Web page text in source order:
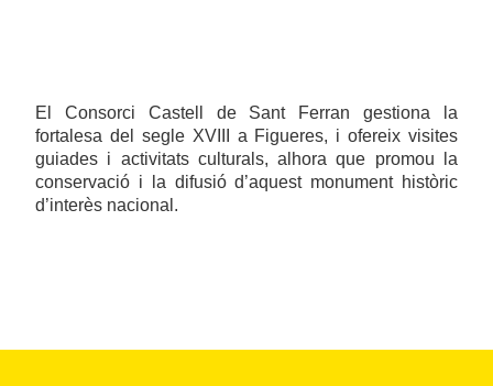
El Consorci Castell de Sant Ferran gestiona la
fortalesa del segle XVIII a Figueres, i ofereix visites
guiades i activitats culturals, alhora que promou la
conservació i la difusió d’aquest monument històric
d’interès nacional.